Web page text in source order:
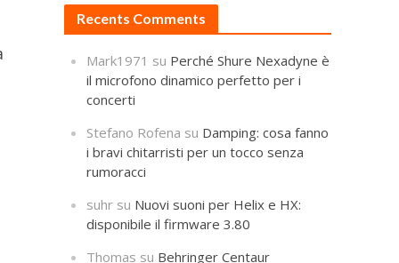
Recents Comments
Mark1971 su Perché Shure Nexadyne è
il microfono dinamico perfetto per i
concerti
Stefano Rofena su Damping: cosa fanno
i bravi chitarristi per un tocco senza
rumoracci
suhr su Nuovi suoni per Helix e HX:
disponibile il firmware 3.80
Thomas su Behringer Centaur